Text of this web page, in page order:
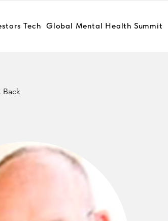
Tech Global Mental Health Summit
Back